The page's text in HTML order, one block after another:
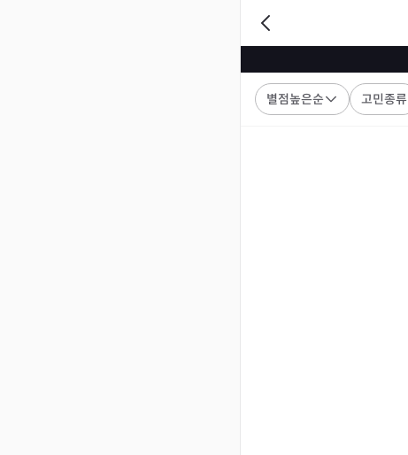
별점높은순 고민종류